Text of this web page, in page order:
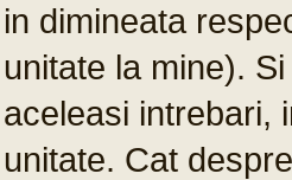
in dimineata
unitate la mine).
aceleasi intrebari,
unitate. Cat